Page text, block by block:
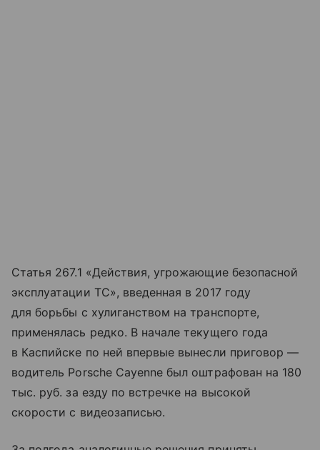
Статья 267.1 «Действия, угрожающие безопасной
эксплуатации ТС», введенная в 2017 году
для борьбы с хулиганством на транспорте,
применялась редко. В начале текущего года
в Каспийске по ней впервые вынесли приговор —
водитель Porsche Cayenne был оштрафован на 180
тыс. руб. за езду по встречке на высокой
скорости с видеозаписью.